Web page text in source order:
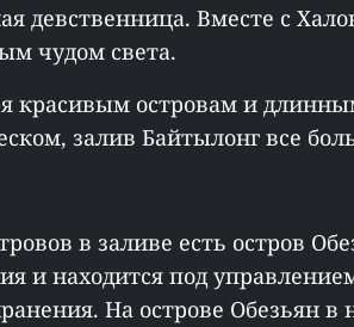
девственница. Вместе с
чудом света.
красивым островам и
залив Байтылонг все
в заливе есть остров
и находится под
На острове Обезьян